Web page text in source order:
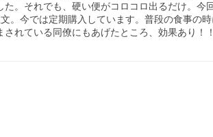
。それでも、硬い便がコロコロ出るだけ。
今では定期購入しています。普段の食事の
れている同僚にもあげたところ、効果あり！